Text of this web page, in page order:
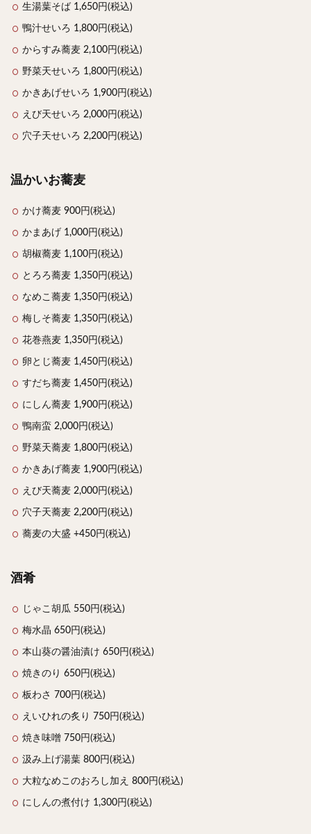
生湯葉そば 1,650円(税込)
鴨汁せいろ 1,800円(税込)
からすみ蕎麦 2,100円(税込)
野菜天せいろ 1,800円(税込)
かきあげせいろ 1,900円(税込)
えび天せいろ 2,000円(税込)
穴子天せいろ 2,200円(税込)
温かいお蕎麦
かけ蕎麦 900円(税込)
かまあげ 1,000円(税込)
胡椒蕎麦 1,100円(税込)
とろろ蕎麦 1,350円(税込)
なめこ蕎麦 1,350円(税込)
梅しそ蕎麦 1,350円(税込)
花巻燕麦 1,350円(税込)
卵とじ蕎麦 1,450円(税込)
すだち蕎麦 1,450円(税込)
にしん蕎麦 1,900円(税込)
鴨南蛮 2,000円(税込)
野菜天蕎麦 1,800円(税込)
かきあげ蕎麦 1,900円(税込)
えび天蕎麦 2,000円(税込)
穴子天蕎麦 2,200円(税込)
蕎麦の大盛 +450円(税込)
酒肴
じゃこ胡瓜 550円(税込)
梅水晶 650円(税込)
本山葵の醤油漬け 650円(税込)
焼きのり 650円(税込)
板わさ 700円(税込)
えいひれの炙り 750円(税込)
焼き味噌 750円(税込)
汲み上げ湯葉 800円(税込)
大粒なめこのおろし加え 800円(税込)
にしんの煮付け 1,300円(税込)